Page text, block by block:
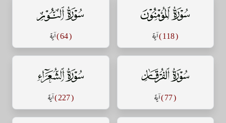
سورة المؤمنون
( 118 ) آية
سورة النور
( 64 ) آية
سورة الفرقان
( 77 ) آية
سورة الشعراء
( 227 ) آية